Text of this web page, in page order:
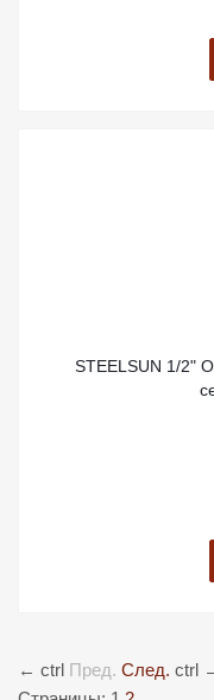
STEELSUN 1/2"
← ctrl Пред. След. ctrl